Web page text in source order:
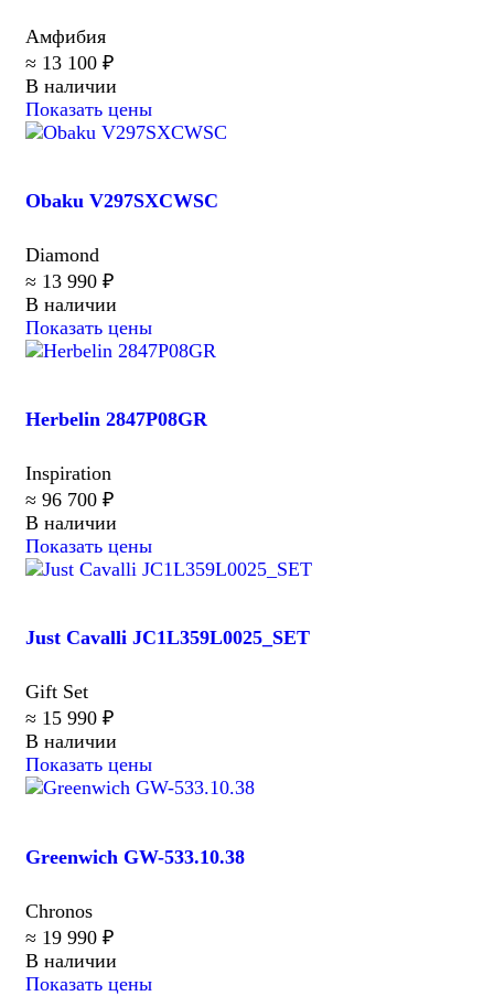
Амфибия
≈ 13 100 ₽
В наличии
Показать цены
Obaku V297SXCWSC
Diamond
≈ 13 990 ₽
В наличии
Показать цены
Herbelin 2847P08GR
Inspiration
≈ 96 700 ₽
В наличии
Показать цены
Just Cavalli JC1L359L0025_SET
Gift Set
≈ 15 990 ₽
В наличии
Показать цены
Greenwich GW-533.10.38
Chronos
≈ 19 990 ₽
В наличии
Показать цены